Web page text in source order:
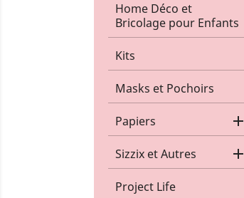
Home Déco et
Bricolage pour Enfants
Kits
Masks et Pochoirs
Papiers 
Sizzix et Autres 
Project Life